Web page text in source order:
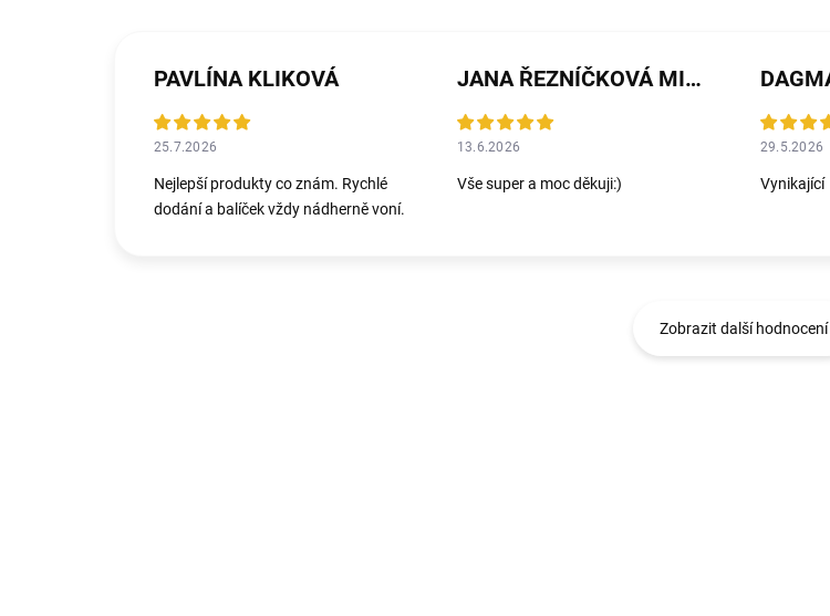
PAVLÍNA KLIKOVÁ
25.7.2026
Nejlepší produkty co znám. Rychlé
dodání a balíček vždy nádherně voní.
JANA ŘEZNÍČKOVÁ MICHALIČKOVÁ
13.6.2026
Vše super a moc děkuji:)
29.5.2026
Vynikající
Zobrazit další hodnocení